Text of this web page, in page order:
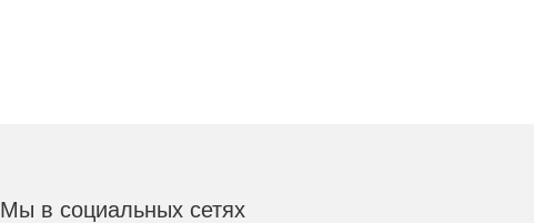
Мы в социальных сетях